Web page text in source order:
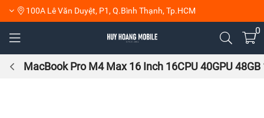
100A Lê Văn Duyệt, P1, Q.Bình Thạnh, Tp.HCM
0
MacBook Pro M4 Max 16 Inch 16CPU 40GPU 48GB